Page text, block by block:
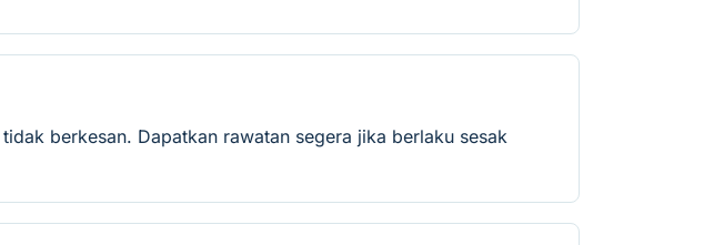
berkesan. Dapatkan rawatan segera jika berlaku sesak